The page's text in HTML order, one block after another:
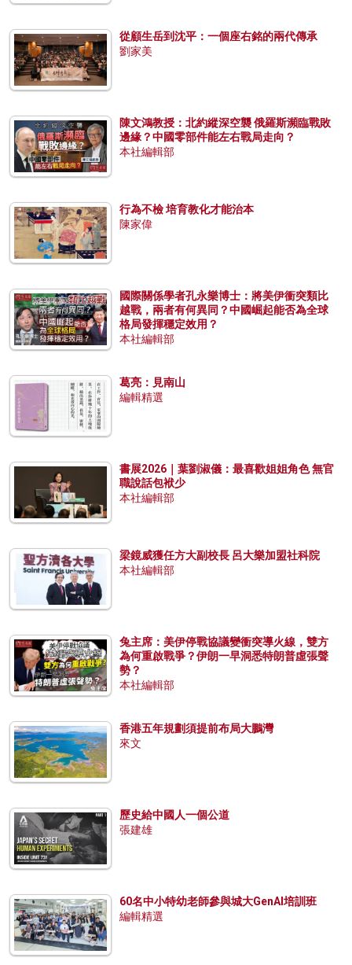
從顧生岳到沈平：一個座右銘的兩代傳承
劉家美
陳文鴻教授：北約縱深空襲 俄羅斯瀕臨戰敗
邊緣？中國零部件能左右戰局走向？
本社編輯部
行為不檢 培育教化才能治本
陳家偉
國際關係學者孔永樂博士：將美伊衝突類比
越戰，兩者有何異同？中國崛起能否為全球
格局發揮穩定效用？
本社編輯部
葛亮：見南山
編輯精選
書展2026｜葉劉淑儀：最喜歡姐姐角色 無官
職說話包袱少
本社編輯部
梁鏡威獲任方大副校長 呂大樂加盟社科院
本社編輯部
兔主席：美伊停戰協議變衝突導火線，雙方
為何重啟戰爭？伊朗一早洞悉特朗普虛張聲
勢？
本社編輯部
香港五年規劃須提前布局大鵬灣
來文
歷史給中國人一個公道
張建雄
60名中小特幼老師參與城大GenAI培訓班
編輯精選